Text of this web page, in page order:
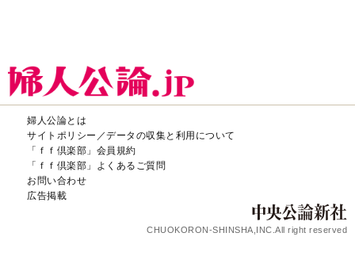
婦人公論とは
サイトポリシー／データの収集と利用について
「ｆｆ倶楽部」会員規約
「ｆｆ倶楽部」よくあるご質問
お問い合わせ
広告掲載
CHUOKORON-SHINSHA,INC.All right reserved